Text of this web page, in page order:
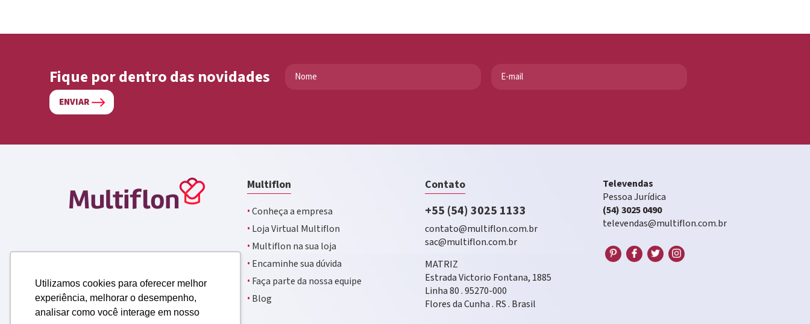
Utilizamos cookies para oferecer melhor
experiência, melhorar o desempenho,
analisar como você interage em nosso
Fique por dentro das novidades
ENVIAR
Multiflon
·Conheça a empresa
· Loja Virtual Multiflon
· Multiflon na sua loja
· Encaminhe sua dúvida
· Faça parte da nossa equipe
· Blog
Contato
+55 (54) 3025 1133
contato@multiflon.com.br
sac@multiflon.com.br
MATRIZ
Estrada Victorio Fontana, 1885
Linha 80 . 95270-000
Flores da Cunha . RS . Brasil
Televendas
Pessoa Jurídica
(54) 3025 0490
televendas@multiflon.com.br